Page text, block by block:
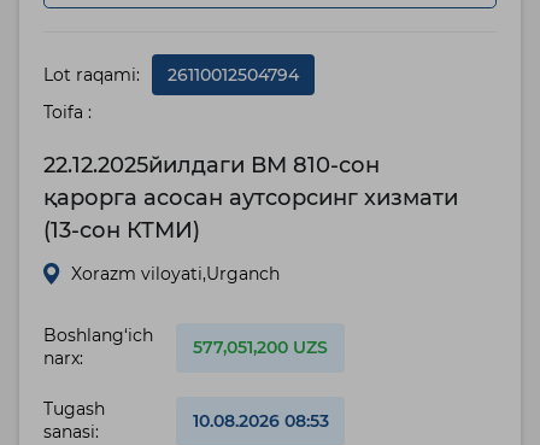
Lot raqami:
26110012504794
Toifa :
22.12.2025йилдаги ВМ 810-сон
қарорга асосан аутсорсинг хизмати
(13-сон КТМИ)
Xorazm viloyati,Urganch
Boshlang‘ich
narx:
577,051,200 UZS
Tugash
sanasi:
10.08.2026 08:53